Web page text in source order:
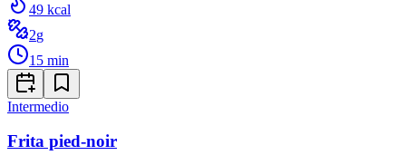
49 kcal
2g
15 min
Intermedio
Frita pied-noir